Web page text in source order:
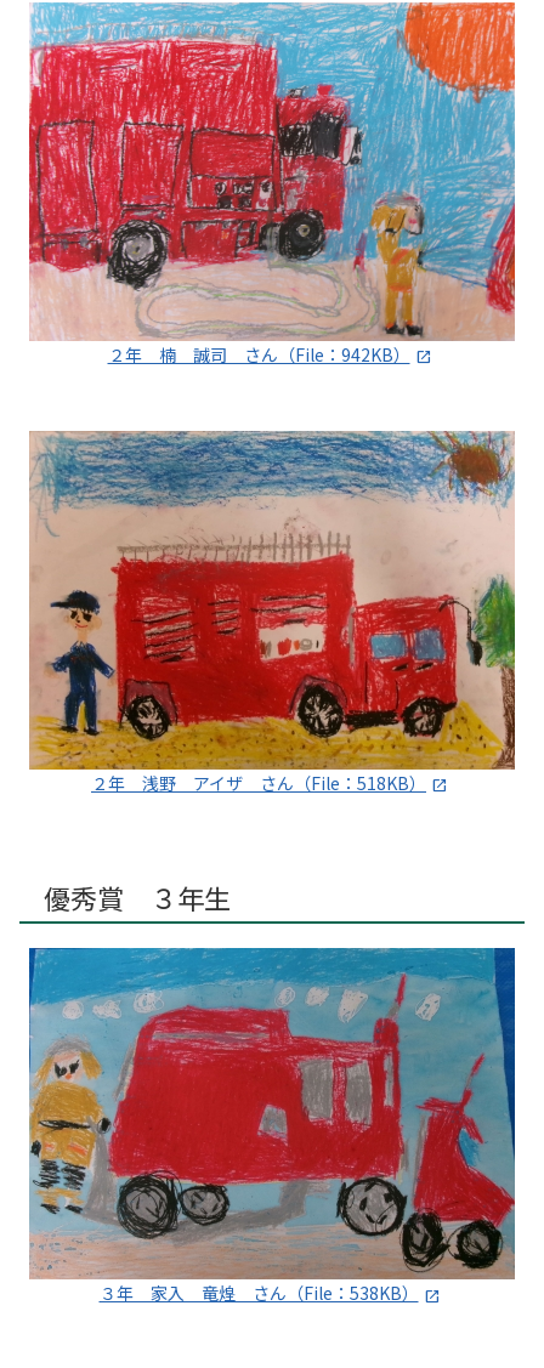
２年 楠 誠司 さん（File：942KB）
２年 浅野 アイザ さん（File：518KB）
優秀賞 ３年生
３年 家入 竜煌 さん（File：538KB）